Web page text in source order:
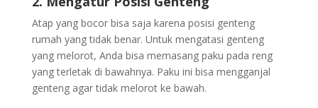
Atap yang bocor bisa saja karena posisi genteng
rumah yang tidak benar. Untuk mengatasi genteng
yang melorot, Anda bisa memasang paku pada reng
yang terletak di bawahnya. Paku ini bisa mengganjal
genteng agar tidak melorot ke bawah.